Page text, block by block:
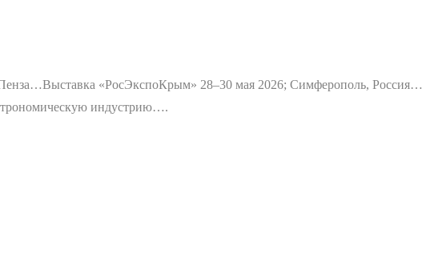
Выставка «РосЭкспоКрым» 28–30 мая 2026; Симферополь, Россия…
индустрию….